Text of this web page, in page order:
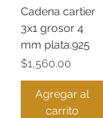
Cadena cartier
3x1 grosor 4
mm plata.925
Precio
$1,560.00
Agregar al
carrito